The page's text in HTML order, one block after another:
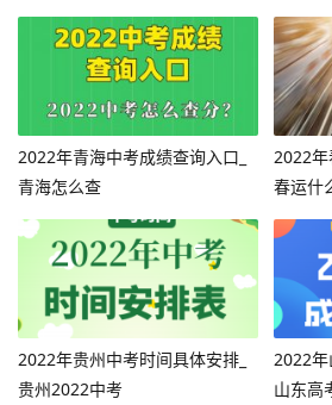
2022年青海中考成绩查询入口_
青海怎么查
2022
春运什
2022年贵州中考时间具体安排_
贵州2022中考
2022年
山东高